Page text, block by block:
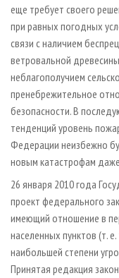
еще требует своего
при равных погодных
связи с наличием
ветровальной
неблагополучием
пренебрежительное
безопасности. В
тенденций уровень
Федерации неизбежно
новым катастрофам
26 января 2010 года
проект федерального
имеющий отношение в
населенных пунктов (т.
наибольшей степени
Принятая редакция